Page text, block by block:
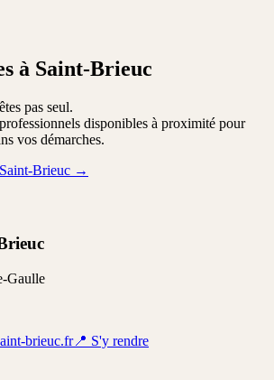
à Saint-Brieuc
pas seul.
disponibles à proximité pour
vos démarches.
Brieuc →
Gaulle
brieuc.fr📍 S'y rendre